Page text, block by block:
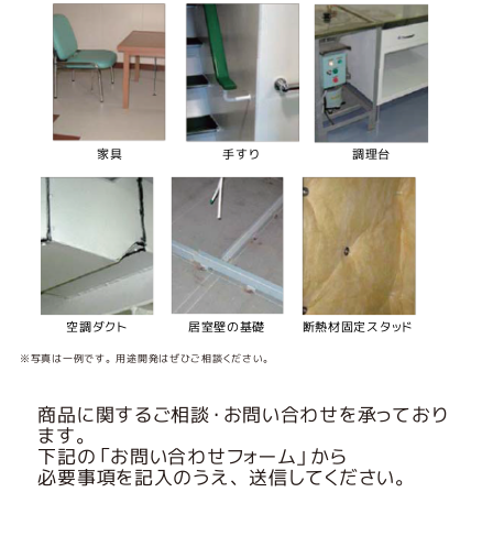
家具 手すり 調理台
空調ダクト 居室壁の基礎 断熱材固定スタッド
※写真は一例です。用途開発はぜひご相談ください。
商品に関するご相談・お問い合わせを承っており
ます。
下記の「お問い合わせフォーム」から
必要事項を記入のうえ、送信してください。